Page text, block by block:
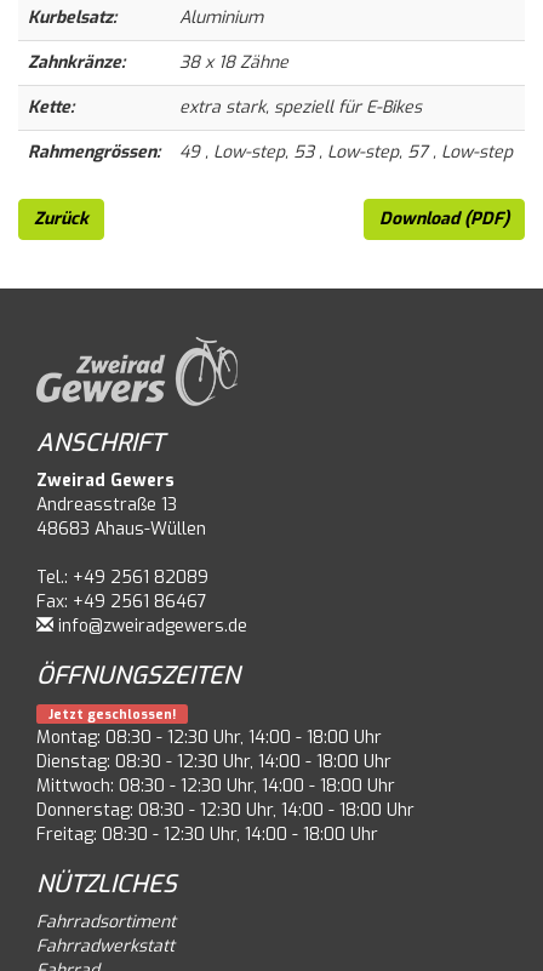
Kurbelsatz:
Aluminium
Zahnkränze:
38 x 18 Zähne
Kette:
extra stark, speziell für E-Bikes
Rahmengrössen:
49 , Low-step, 53 , Low-step, 57 , Low-step
Zurück Download (PDF)
ANSCHRIFT
Zweirad Gewers
Andreasstraße 13
48683 Ahaus-Wüllen
Tel.: +49 2561 82089
Fax: +49 2561 86467
info@zweiradgewers.de
ÖFFNUNGSZEITEN
Jetzt geschlossen!
Montag: 08:30 - 12:30 Uhr, 14:00 - 18:00 Uhr
Dienstag: 08:30 - 12:30 Uhr, 14:00 - 18:00 Uhr
Mittwoch: 08:30 - 12:30 Uhr, 14:00 - 18:00 Uhr
Donnerstag: 08:30 - 12:30 Uhr, 14:00 - 18:00 Uhr
Freitag: 08:30 - 12:30 Uhr, 14:00 - 18:00 Uhr
NÜTZLICHES
Fahrradsortiment
Fahrradwerkstatt